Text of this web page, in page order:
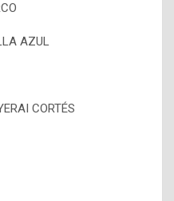
AZUL
CORTÉS